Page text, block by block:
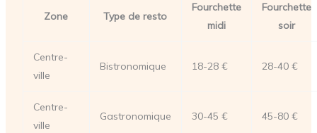
Zone Type de resto
Fourchette
midi
Fourchette
soir
Centre-
ville
Bistronomique 18-28 € 28-40 €
Centre-
ville
Gastronomique 30-45 € 45-80 €